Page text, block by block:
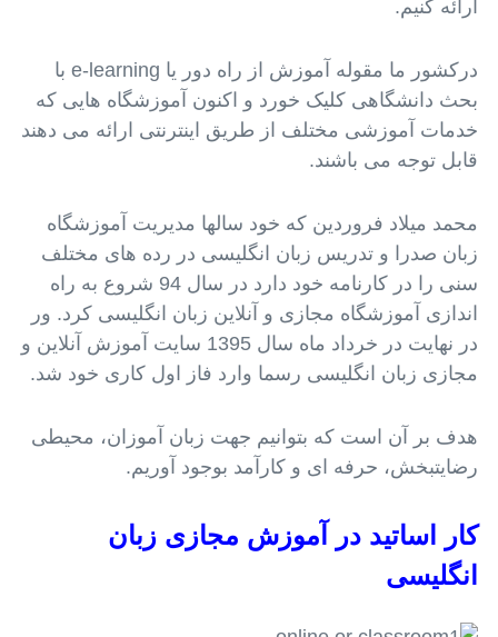
ارائه کنیم.
درکشور ما مقوله آموزش از راه دور یا e-learning با
بحث دانشگاهی کلیک خورد و اکنون آموزشگاه هایی که
خدمات آموزشی مختلف از طریق اینترنتی ارائه می دهند
قابل توجه می باشند.
محمد میلاد فروردین که خود سالها مدیریت آموزشگاه
زبان صدرا و تدریس زبان انگلیسی در رده های مختلف
سنی را در کارنامه خود دارد در سال 94 شروع به راه
اندازی آموزشگاه مجازی و آنلاین زبان انگلیسی کرد. ور
در نهایت در خرداد ماه سال 1395 سایت آموزش آنلاین و
مجازی زبان انگلیسی رسما وارد فاز اول کاری خود شد.
هدف بر آن است که بتوانیم جهت زبان آموزان، محیطی
رضایتبخش، حرفه ای و کارآمد بوجود آوریم.
کار اساتید در آموزش مجازی زبان
انگلیسی